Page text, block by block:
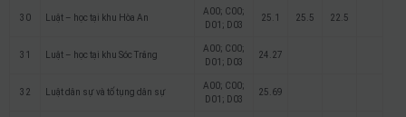
30 Luật – học tại khu Hòa An
A00; C00;
D01; D03
25.1 25.5 22.5
31 Luật – học tại khu Sóc Trăng
A00; C00;
D01; D03
24.27
32 Luật dân sự và tố tụng dân sự
A00; C00;
D01; D03
25.69